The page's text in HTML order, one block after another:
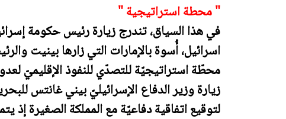
" محطة استراتيجية "
في هذا السياق، تندرج زيارة رئيس حكومة
اسرائيل، أُسوة بالإمارات التي زارها بينيت
محطّة استراتيجيّة للتصدّي للنفوذ الإقليميّ
زيارة وزير الدفاع الإسرائيليّ بيني غانتس
لتوقيع اتفاقية دفاعيّة مع المملكة الصغيرة